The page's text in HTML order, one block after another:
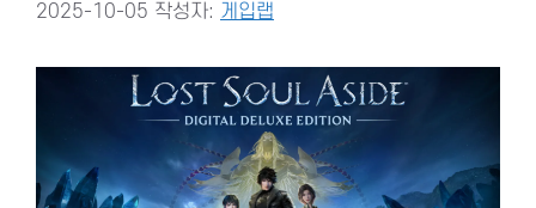
2025-10-05 작성자: 게입랩